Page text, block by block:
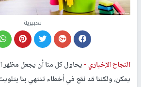
تعبيرية
النجاح الإخباري -يحاول كل منا أن يجعل مظهر
يمكن، ولكننا قد نقع في أخطاء تنتهي بنا